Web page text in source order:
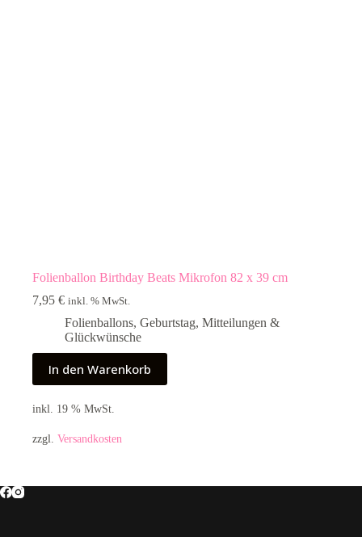
Folienballon Birthday Beats Mikrofon 82 x 39 cm
7,95 € inkl. % MwSt.
Folienballons, Geburtstag, Mitteilungen &
Glückwünsche
In den Warenkorb
inkl. 19 % MwSt.
zzgl. Versandkosten